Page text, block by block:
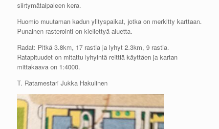
siirtymätaipaleen kera.
Huomio muutaman kadun ylityspaikat, jotka on merkitty karttaan.
Punainen rasterointi on kiellettyä aluetta.
Radat: Pitkä 3.8km, 17 rastia ja lyhyt 2.3km, 9 rastia.
Ratapituudet on mitattu lyhyintä reittiä käyttäen ja kartan
mittakaava on 1:4000.
T. Ratamestari Jukka Hakulinen